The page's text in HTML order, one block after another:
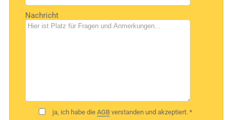
Nachricht
ja, ich habe dieAGB verstanden und akzeptiert. *